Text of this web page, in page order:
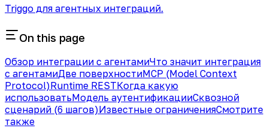
Triggo для агентных интеграций.
On this page
Обзор интеграции с агентамиЧто значит интеграция
с агентамиДве поверхностиMCP (Model Context
Protocol)Runtime RESTКогда какую
использоватьМодель аутентификацииСквозной
сценарий (6 шагов)Известные ограниченияСмотрите
также